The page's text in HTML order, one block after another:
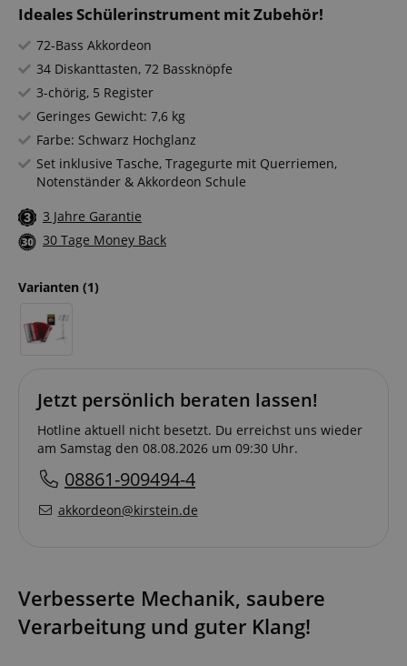
Ideales Schülerinstrument mit Zubehör!
72-Bass Akkordeon
34 Diskanttasten, 72 Bassknöpfe
3-chörig, 5 Register
Geringes Gewicht: 7,6 kg
Farbe: Schwarz Hochglanz
Set inklusive Tasche, Tragegurte mit Querriemen,
Notenständer & Akkordeon Schule
3 Jahre Garantie
30 Tage Money Back
Varianten (1)
Jetzt persönlich beraten lassen!
Hotline aktuell nicht besetzt. Du erreichst uns wieder
am Samstag den 08.08.2026 um 09:30 Uhr.
08861-909494-4
akkordeon@kirstein.de
Verbesserte Mechanik, saubere
Verarbeitung und guter Klang!